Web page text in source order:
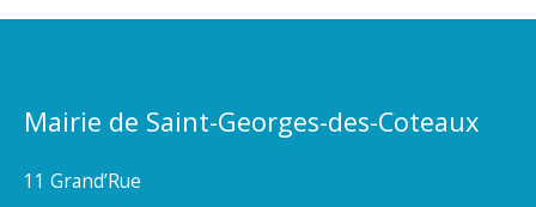
Mairie de Saint-Georges-des-Coteaux
11 Grand’Rue